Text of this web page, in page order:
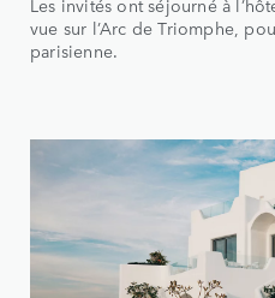
vue sur l’Arc de Triomphe,
parisienne.